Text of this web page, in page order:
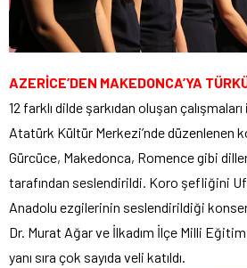
AZERİCE’DEN MAKEDONCA’YA
12 farklı dilde şarkıdan oluşan
Atatürk Kültür Merkezi’nde düzenlenen
Gürcüce, Makedonca, Romence gibi
tarafından seslendirildi. Koro şefliğini
Anadolu ezgilerinin seslendirildiği
Dr. Murat Ağar ve İlkadım İlçe Milli
yanı sıra çok sayıda veli katıldı.